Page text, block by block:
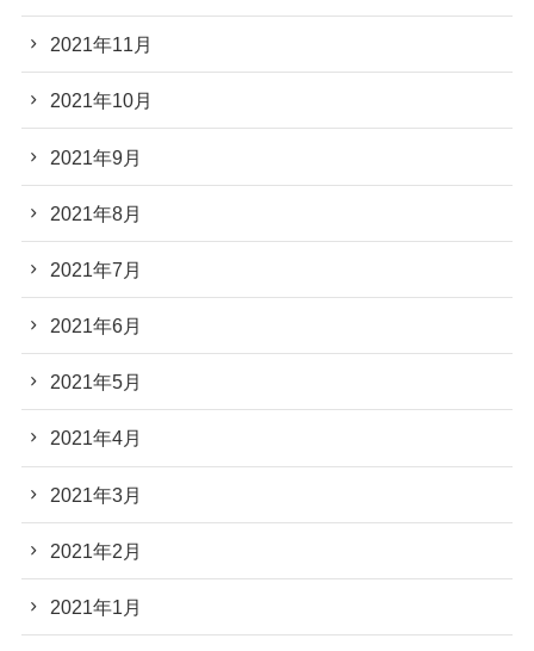
2021年11月
2021年10月
2021年9月
2021年8月
2021年7月
2021年6月
2021年5月
2021年4月
2021年3月
2021年2月
2021年1月